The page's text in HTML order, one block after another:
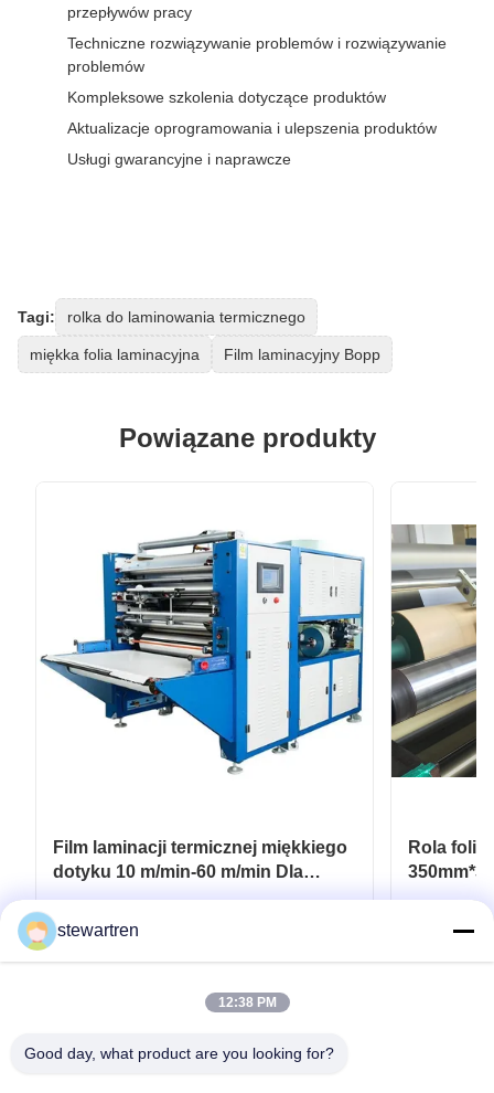
przepływów pracy
Techniczne rozwiązywanie problemów i rozwiązywanie
problemów
Kompleksowe szkolenia dotyczące produktów
Aktualizacje oprogramowania i ulepszenia produktów
Usługi gwarancyjne i naprawcze
Tagi: rolka do laminowania termicznego
miękka folia laminacyjna Film laminacyjny Bopp
Powiązane produkty
Film laminacji termicznej miękkiego
dotyku 10 m/min-60 m/min Dla
elastycznych opakowań
Rola folii
stewartren
12:38 PM
Good day, what product are you looking for?